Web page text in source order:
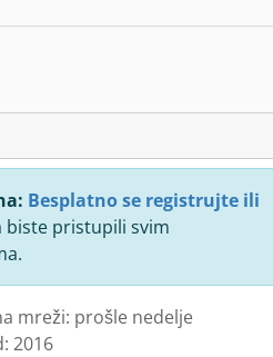
Besplatno se registrujte ili
biste pristupili svim
mreži: prošle nedelje
2016